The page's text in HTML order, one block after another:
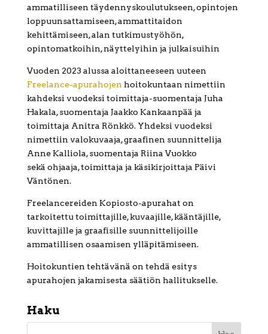
ammatilliseen täydennyskoulutukseen, opintojen
loppuunsattamiseen, ammattitaidon
kehittämiseen, alan tutkimustyöhön,
opintomatkoihin, näyttelyihin ja julkaisuihin
Vuoden 2023 alussa aloittaneeseen uuteen
Freelance-apurahojen hoitokuntaan nimettiin
kahdeksi vuodeksi toimittaja-suomentaja Juha
Hakala, suomentaja Jaakko Kankaanpää ja
toimittaja Anitra Rönkkö. Yhdeksi vuodeksi
nimettiin valokuvaaja, graafinen suunnittelija
Anne Kalliola, suomentaja Riina Vuokko
sekä ohjaaja, toimittaja ja käsikirjoittaja Päivi
Väntönen.
Freelancereiden Kopiosto-apurahat on
tarkoitettu toimittajille, kuvaajille, kääntäjille,
kuvittajille ja graafisille suunnittelijoille
ammatillisen osaamisen ylläpitämiseen.
Hoitokuntien tehtävänä on tehdä esitys
apurahojen jakamisesta säätiön hallitukselle.
Haku